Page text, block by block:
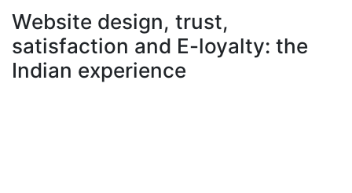
À propos
Website design, trust,
satisfaction and E-loyalty: the
Indian experience